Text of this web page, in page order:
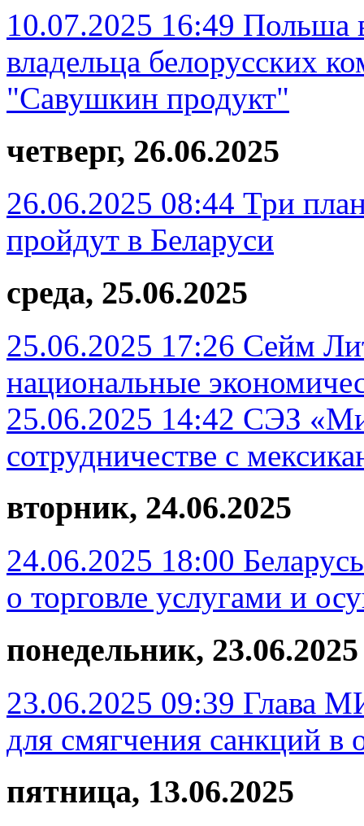
10.07.2025 16:49 Польша
владельца белорусских
"Савушкин продукт"
четверг, 26.06.2025
26.06.2025 08:44 Три
пройдут в Беларуси
среда, 25.06.2025
25.06.2025 17:26 Сейм
национальные
25.06.2025 14:42 СЭЗ
сотрудничестве с
вторник, 24.06.2025
24.06.2025 18:00
о торговле услугами и
понедельник, 23.06.2025
23.06.2025 09:39 Глава
для смягчения санкций в
пятница, 13.06.2025